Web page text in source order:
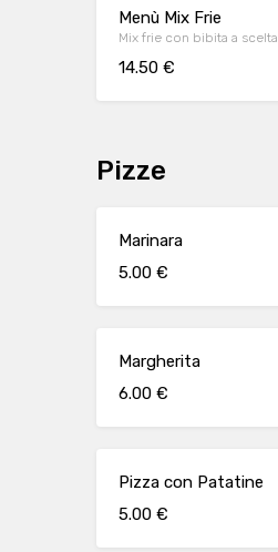
Menù Mix Frie
Mix frie con bibita a scelta
14.50 €
Pizze
Marinara
5.00 €
Margherita
6.00 €
Pizza con Patatine
5.00 €